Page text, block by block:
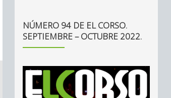
NÚMERO 94 DE EL CORSO.
SEPTIEMBRE – OCTUBRE 2022.